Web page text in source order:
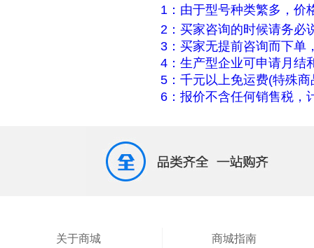
1：由于型号种类繁多，价
2：买家咨询的时候请务必
3：买家无提前咨询而下单
4：生产型企业可申请月结
5：千元以上免运费(特殊
6：报价不含任何销售税，
关于商城 商城指南